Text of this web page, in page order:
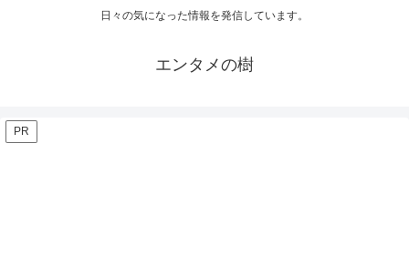
日々の気になった情報を発信しています。
エンタメの樹
PR